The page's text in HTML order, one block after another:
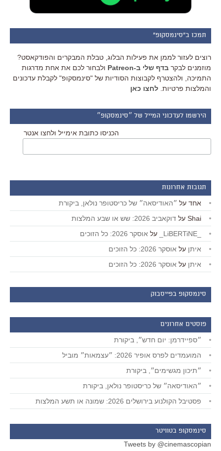
תמכו ב"סינמסקופ"
רוצים לעזור לממן את פעילות הבלוג, טבלת המבקרים והפודקאסט?
מוזמנים לבקר בדף שלי ב-Patreon
ולבחור לכם את אחת מדרגות
התמיכה, ולהצטרף לקבוצות הסודיות של "סינמסקופ" לקבלת עדכונים
והמלצות פרטיות. לחצו כאן
הירשמו לעדכוני המייל של ״סינמסקופ״
הכניסו כתובת אימייל ולחצו אנטר
תגובות אחרונות
אחד על ״האודיסאה״ של כריסטופר נולאן, ביקורת
Shai על דוקאביב 2026: שש או שבע המלצות
על אוסקר 2026: כל הזוכים
איתן על אוסקר 2026: כל הזוכים
איתן על אוסקר 2026: כל הזוכים
סינמסקופ בפייסבוק
פוסטים אחרונים
״ספיידרמן: יום חדש״, ביקורת
המועמדים לפרס אופיר 2026: ״עצמאות״ מוביל
״תיכון מגשימים״, ביקורת
״האודיסאה״ של כריסטופר נולאן, ביקורת
פסטיבל הקולנוע בירושלים 2026: שמונה או תשע המלצות
סינמסקופ בטוויטר
Tweets by @cinemascopian